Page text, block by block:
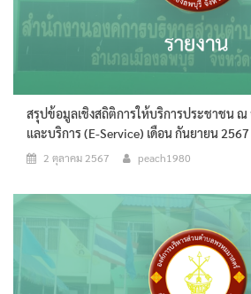
สรุปข้อมูลเชิงสถิติการให้บริการประชาชน ณ
และบริการ (E-Service) เดือน กันยายน 2567
2 ตุลาคม 2567 peach1980